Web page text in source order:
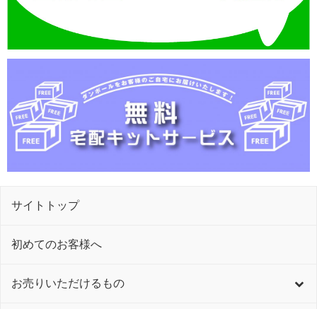
サイトトップ
初めてのお客様へ
お売りいただけるもの